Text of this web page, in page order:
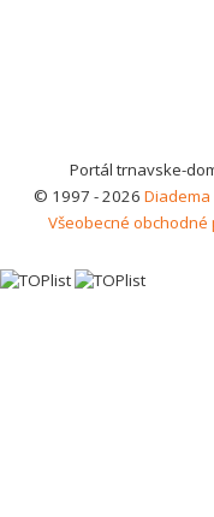
Portál trnavske-
© 1997 - 2026
Všeobecné obchodné